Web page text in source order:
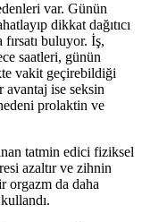
var. Günün
dikkat dağıtıcı
buluyor. İş,
saatleri, günün
vakit geçirebildiği
ise seksin
prolaktin ve
tatmin edici fiziksel
azaltır ve zihnin
orgazm da daha